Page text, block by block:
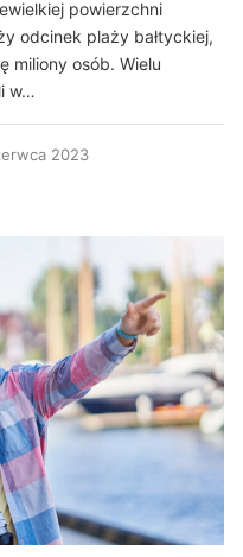
powierzchni
odcinek plaży bałtyckiej,
miliony osób. Wielu
w…
2023